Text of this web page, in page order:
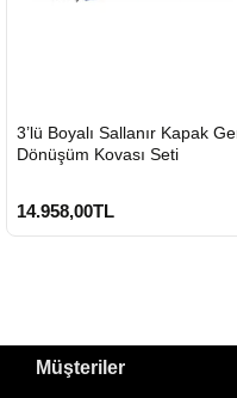
GÖNDERİ
3’lü Boyalı Sallanır Kapak
Dönüşüm Kovası Seti
14.958,00TL
Müşteriler